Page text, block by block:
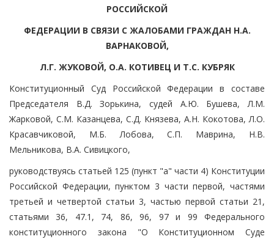
РОССИЙСКОЙ
ФЕДЕРАЦИИ В СВЯЗИ С ЖАЛОБАМИ ГРАЖДАН Н.А.
ВАРНАКОВОЙ,
Л.Г. ЖУКОВОЙ, О.А. КОТИВЕЦ И Т.С. КУБРЯК
Конституционный Суд Российской Федерации в составе
Председателя В.Д. Зорькина, судей А.Ю. Бушева, Л.М.
Жарковой, С.М. Казанцева, С.Д. Князева, А.Н. Кокотова, Л.О.
Красавчиковой, М.Б. Лобова, С.П. Маврина, Н.В.
Мельникова, В.А. Сивицкого,
руководствуясь статьей 125 (пункт "а" части 4) Конституции
Российской Федерации, пунктом 3 части первой, частями
третьей и четвертой статьи 3, частью первой статьи 21,
статьями 36, 47.1, 74, 86, 96, 97 и 99 Федерального
конституционного закона "О Конституционном Суде